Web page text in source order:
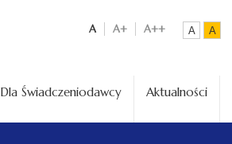
A A+ A++ A A
Dla Świadczeniodawcy Aktualności